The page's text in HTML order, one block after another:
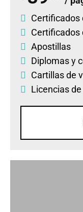
Certificados
Apostillas
Diplomasy
Cartillas de
Licencias